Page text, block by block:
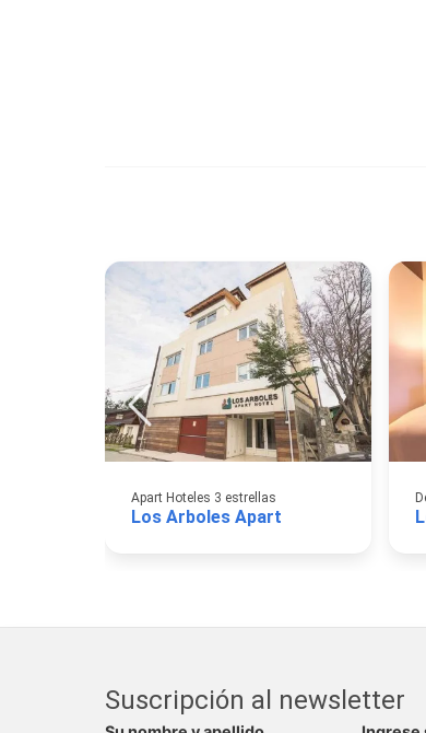
Apart Hoteles 3 estrellas
Los Arboles Apart
Suscripción al newsletter